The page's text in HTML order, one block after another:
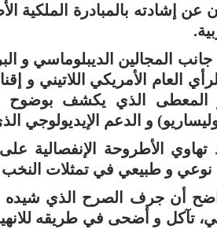
عن إشادته بالمبادرة
جانب المجالين الديبلوماسي و
العام الأمريكي اللاتيني و
الذي يكشف بوضوح
و الدعم
تهاوي الأطروحة الإنفصالية
و طبيعي في تمثلات النخب
أن جرف الصرح الذي شيده
تآكل و أضحى في طريقه